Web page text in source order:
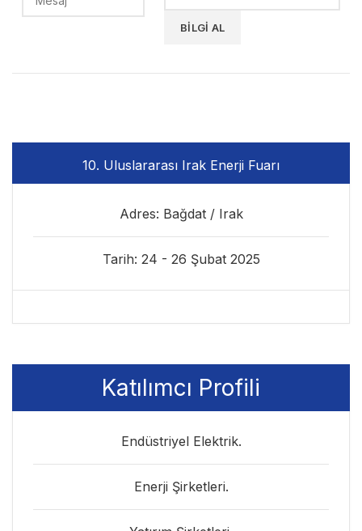
10. Uluslararası Irak Enerji Fuarı
Adres: Bağdat / Irak
Tarih: 24 - 26 Şubat 2025
Katılımcı Profili
Endüstriyel Elektrik.
Enerji Şirketleri.